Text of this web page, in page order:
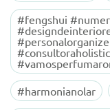
#fengshui
#harmonianolar